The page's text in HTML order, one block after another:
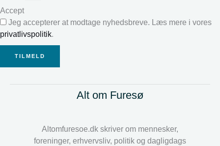
Accept
Jeg accepterer at modtage nyhedsbreve. Læs mere i vores
privatlivspolitik.
TILMELD
Alt om Furesø
Altomfuresoe.dk skriver om mennesker,
foreninger, erhvervsliv, politik og dagligdags